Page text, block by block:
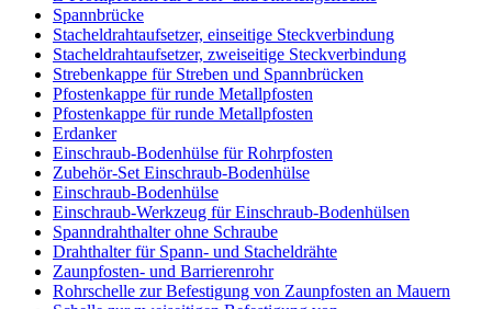
Spannbrücke
Stacheldrahtaufsetzer, einseitige Steckverbindung
Stacheldrahtaufsetzer, zweiseitige Steckverbindung
Strebenkappe für Streben und Spannbrücken
Pfostenkappe für runde Metallpfosten
Pfostenkappe für runde Metallpfosten
Erdanker
Einschraub-Bodenhülse für Rohrpfosten
Zubehör-Set Einschraub-Bodenhülse
Einschraub-Bodenhülse
Einschraub-Werkzeug für Einschraub-Bodenhülsen
Spanndrahthalter ohne Schraube
Drahthalter für Spann- und Stacheldrähte
Zaunpfosten- und Barrierenrohr
Rohrschelle zur Befestigung von Zaunpfosten an Mauern